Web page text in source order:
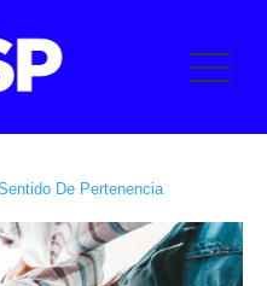
De Pertenencia